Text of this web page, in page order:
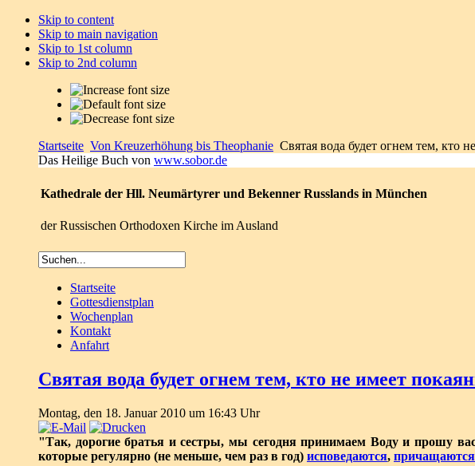
Skip to content
Skip to main navigation
Skip to 1st column
Skip to 2nd column
Startseite Von Kreuzerhöhung bis Theophanie Святая вода будет огнем тем, кто
Das Heilige Buch von www.sobor.de
Kathedrale der Hll. Neumärtyrer und Bekenner Russlands in München
der Russischen Orthodoxen Kirche im Ausland
Startseite
Gottesdienstplan
Wochenplan
Kontakt
Anfahrt
Святая вода будет огнем тем, кто не имеет
Montag, den 18. Januar 2010 um 16:43 Uhr
"Так, дорогие братья и сестры, мы сегодня принимаем Воду и прошу
которые регулярно (не меньше, чем раз в год) исповедаются, причащаются